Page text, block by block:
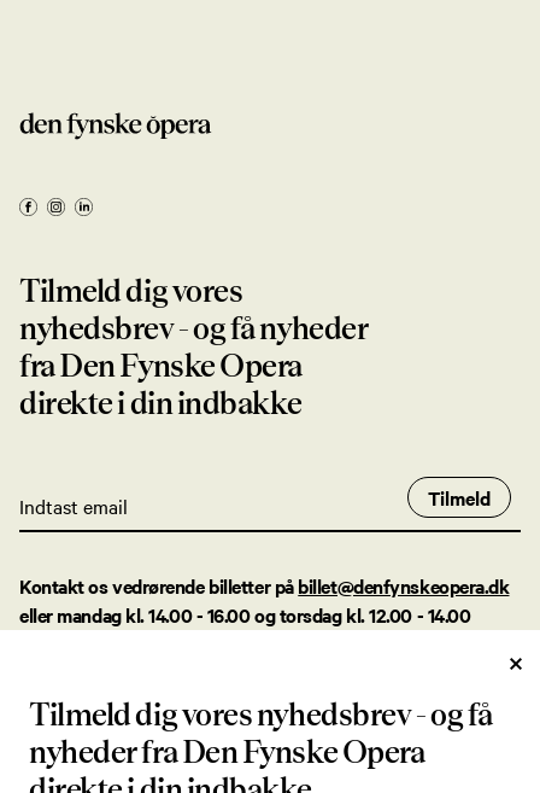
Tilmeld dig vores
nyhedsbrev - og få nyheder
fra Den Fynske Opera
direkte i din indbakke
Tilmeld
Kontakt os vedrørende billetter påbillet@denfynskeopera.dk
eller mandag kl. 14.00 - 16.00 og torsdag kl. 12.00 - 14.00
Øvrige henvendelser:
info@denfynskeopera.dk
Tilmeld dig vores nyhedsbrev - og få
nyheder fra Den Fynske Opera